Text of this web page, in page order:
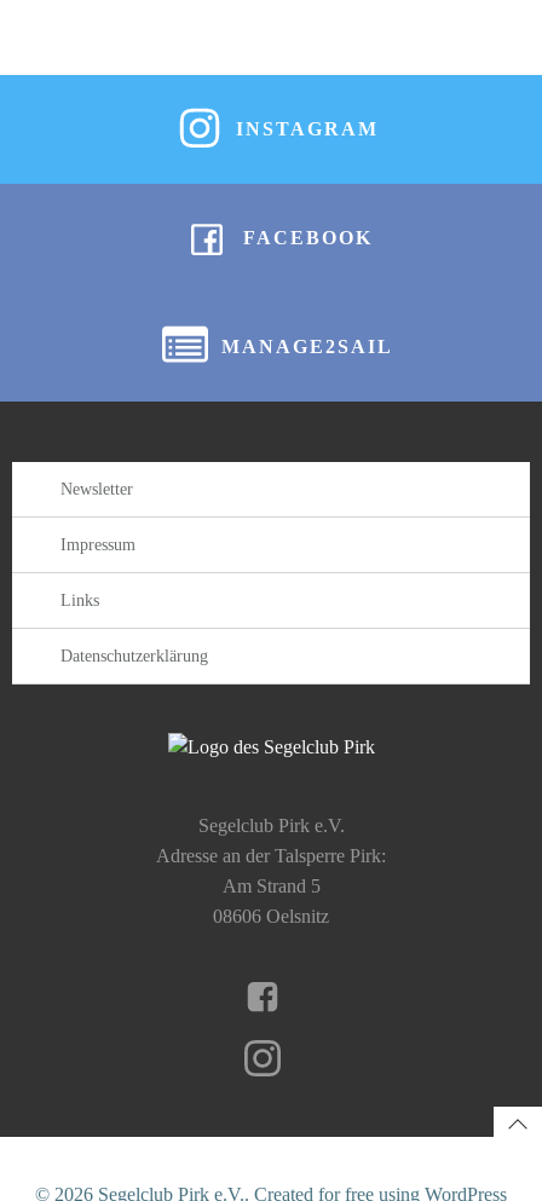
INSTAGRAM
FACEBOOK
MANAGE2SAIL
Segelclub Pirk e.V.
Adresse an der Talsperre Pirk:
Am Strand 5
08606 Oelsnitz
Newsletter
Impressum
Links
Datenschutzerklärung
© 2026 Segelclub Pirk e.V.. Created for free using WordPress